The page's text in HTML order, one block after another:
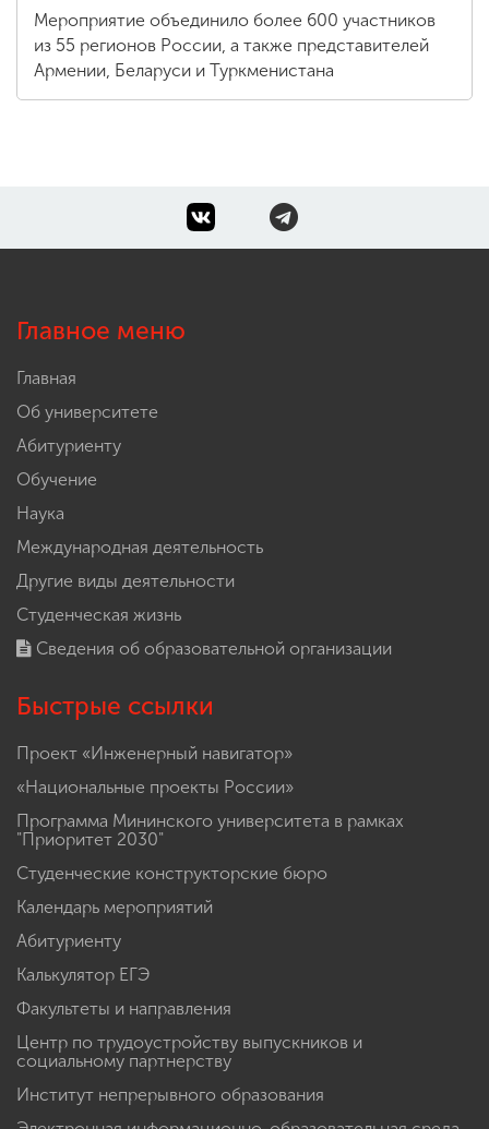
Мероприятие объединило более 600 участников
из 55 регионов России, а также представителей
Армении, Беларуси и Туркменистана
Главное меню
Главная
Об университете
Абитуриенту
Обучение
Наука
Международная деятельность
Другие виды деятельности
Студенческая жизнь
Сведения об образовательной организации
Быстрые ссылки
Проект «Инженерный навигатор»
«Национальные проекты России»
Программа Мининского университета в рамках
"Приоритет 2030"
Студенческие конструкторские бюро
Календарь мероприятий
Абитуриенту
Калькулятор ЕГЭ
Факультеты и направления
Центр по трудоустройству выпускников и
социальному партнерству
Институт непрерывного образования